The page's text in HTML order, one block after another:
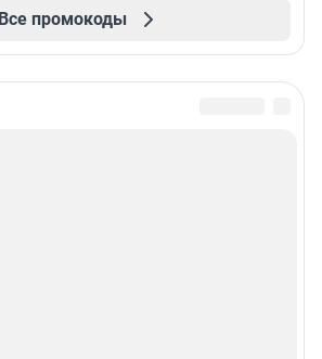
Все промокоды